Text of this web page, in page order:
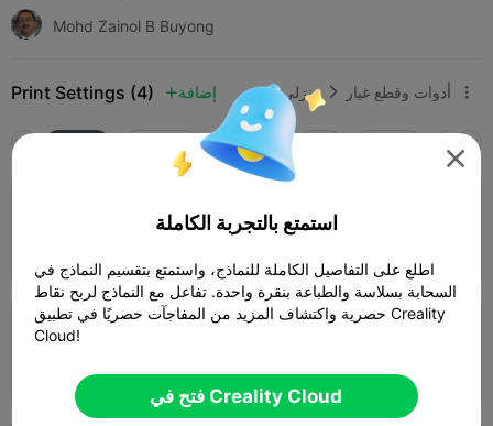
Mohd Zainol B Buyong
Print Settings (4)  إضافة منزلي  أدوات وقطع غيار 
K2 Pro


استمتع بالتجربة الكاملة
اطلع على التفاصيل الكاملة للنماذج، واستمتع بتقسيم النماذج في
السحابة بسلاسة والطباعة بنقرة واحدة. تفاعل مع النماذج لربح نقاط
حصرية واكتشاف المزيد من المفاجآت حصريًا في تطبيق Creality
Cloud!
فتح في Creality Cloud